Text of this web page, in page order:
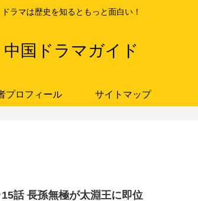
ドラマは歴史を知るともっと面白い！
中国ドラマガイド
プロフィール サイトマップ
話 長孫無極が太淵王に即位